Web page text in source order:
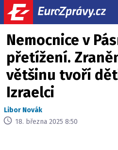
Nemocnice v
přetížení.
většinu tvoří
Izraelci
Libor Novák
18. března 2025 8:50